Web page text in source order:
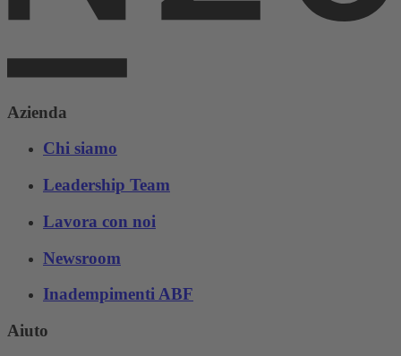
Azienda
Chi siamo
Leadership Team
Lavora con noi
Newsroom
Inadempimenti ABF
Aiuto